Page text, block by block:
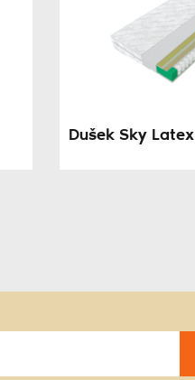
Dušek Sky Latex